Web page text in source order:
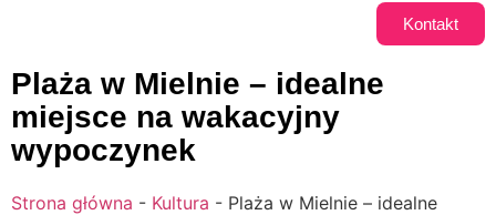
Kontakt
Plaża w Mielnie – idealne
miejsce na wakacyjny
wypoczynek
Strona główna - Kultura - Plaża w Mielnie – idealne